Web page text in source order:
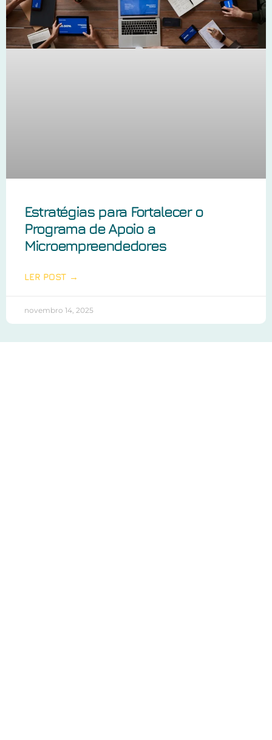
Estratégias para Fortalecer o
Programa de Apoio a
Microempreendedores
LER POST →
novembro 14, 2025